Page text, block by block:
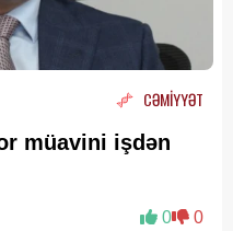
CƏMİYYƏT
müavini işdən
0 0